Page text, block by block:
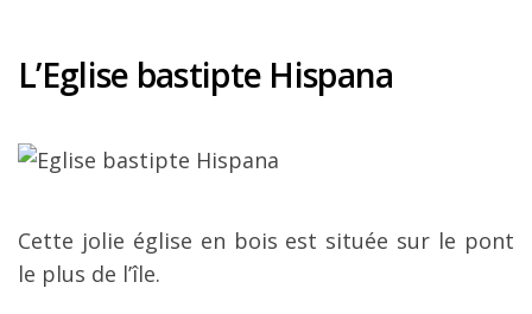
L’Eglise bastipte Hispana
Cette jolie église en bois est située sur le pont
le plus de l’île.